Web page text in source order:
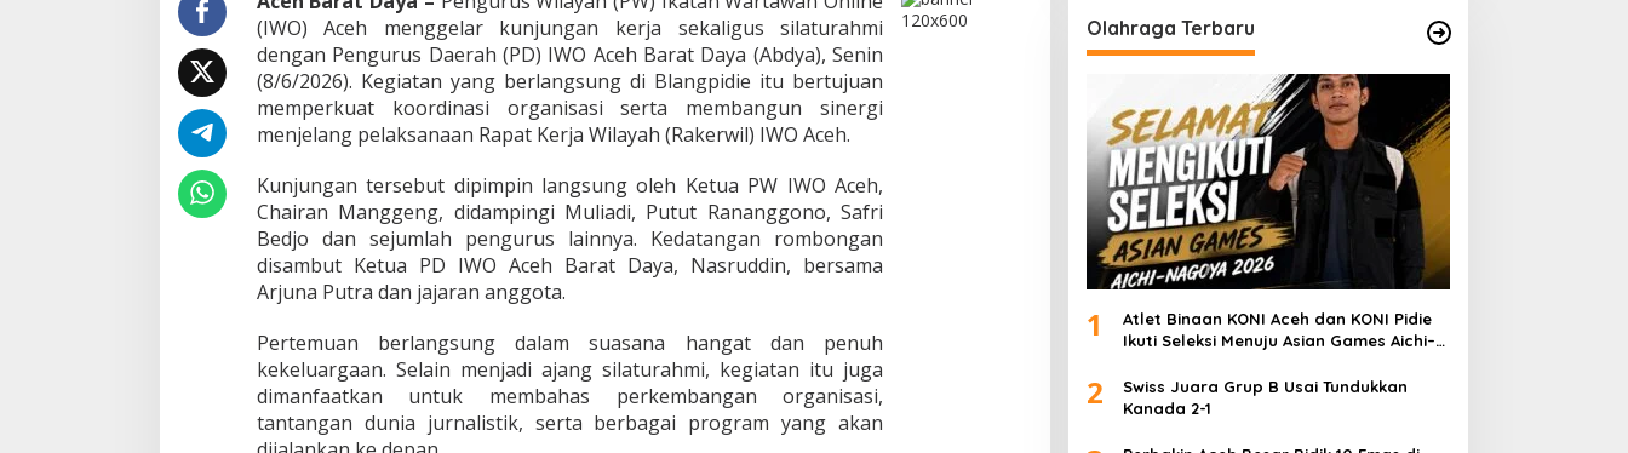
(IWO) Aceh menggelar kunjungan kerja sekaligus silaturahmi
dengan Pengurus Daerah (PD) IWO Aceh Barat Daya (Abdya), Senin
(8/6/2026). Kegiatan yang berlangsung di Blangpidie itu bertujuan
memperkuat koordinasi organisasi serta membangun sinergi
menjelang pelaksanaan Rapat Kerja Wilayah (Rakerwil) IWO Aceh.
Kunjungan tersebut dipimpin langsung oleh Ketua PW IWO Aceh,
Chairan Manggeng, didampingi Muliadi, Putut Rananggono, Safri
Bedjo dan sejumlah pengurus lainnya. Kedatangan rombongan
disambut Ketua PD IWO Aceh Barat Daya, Nasruddin, bersama
Arjuna Putra dan jajaran anggota.
Pertemuan berlangsung dalam suasana hangat dan penuh
kekeluargaan. Selain menjadi ajang silaturahmi, kegiatan itu juga
dimanfaatkan untuk membahas perkembangan organisasi,
tantangan dunia jurnalistik, serta berbagai program yang akan
Olahraga Terbaru
1
Atlet Binaan KONI Aceh dan KONI Pidie
Ikuti Seleksi Menuju Asian Games Aichi–
2
Swiss Juara Grup B Usai Tundukkan
Kanada 2-1